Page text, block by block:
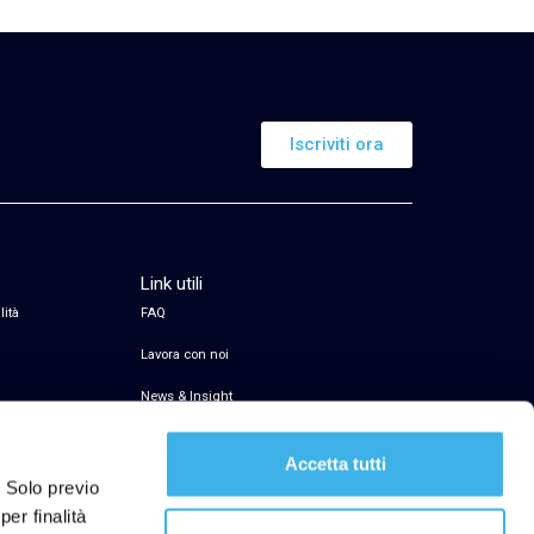
previo
finalità
Accetta tutti
Iscriviti ora
Link utili
FAQ
Lavora con noi
News & Insight
Servizio di firma elettronica